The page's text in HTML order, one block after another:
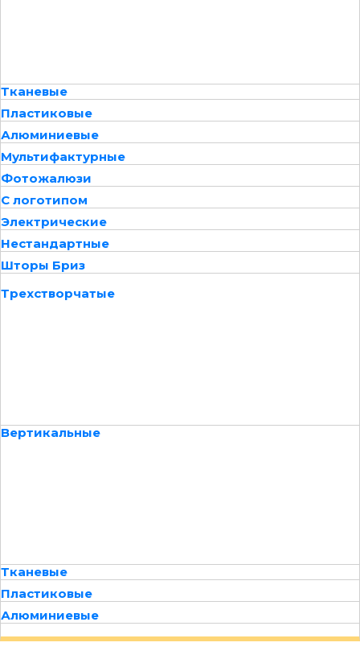
Тканевые
Пластиковые
Алюминиевые
Мультифактурные
Фотожалюзи
С логотипом
Электрические
Нестандартные
Шторы Бриз
Трехстворчатые
Вертикальные
Тканевые
Пластиковые
Алюминиевые